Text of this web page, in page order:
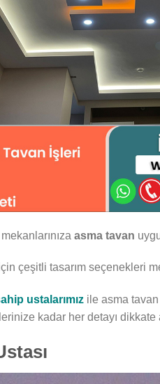
asma tavan
çeşitli tasarım seçenekleri
ustalarımız ile asma
kadar her detayı